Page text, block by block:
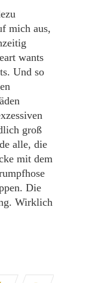
mich aus,
wants
Und so
groß
alle, die
mit dem
Die
Wirklich